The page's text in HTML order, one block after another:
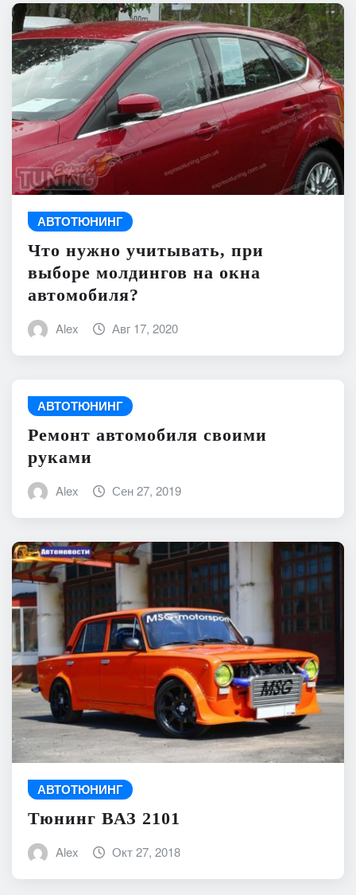
АВТОТЮНИНГ
Что нужно учитывать, при
выборе молдингов на окна
автомобиля?
Alex Авг 17, 2020
АВТОТЮНИНГ
Ремонт автомобиля своими
руками
Alex Сен 27, 2019
АВТОТЮНИНГ
Тюнинг ВАЗ 2101
Alex Окт 27, 2018